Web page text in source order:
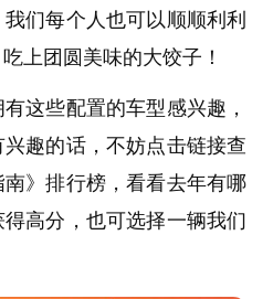
们每个人也可以顺顺利利
上团圆美味的大饺子！
这些配置的车型感兴趣，
趣的话，不妨点击链接查
》排行榜，看看去年有哪
高分，也可选择一辆我们